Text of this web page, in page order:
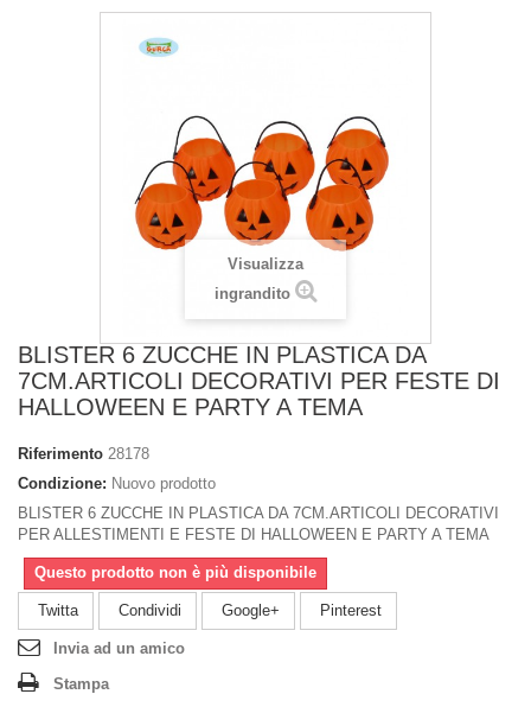
Visualizza
ingrandito
BLISTER 6 ZUCCHE IN PLASTICA DA
7CM.ARTICOLI DECORATIVI PER FESTE DI
HALLOWEEN E PARTY A TEMA
Riferimento 28178
Condizione: Nuovo prodotto
BLISTER 6 ZUCCHE IN PLASTICA DA 7CM.ARTICOLI DECORATIVI
PER ALLESTIMENTI E FESTE DI HALLOWEEN E PARTY A TEMA
Questo prodotto non è più disponibile
Twitta Condividi Google+ Pinterest
Invia ad un amico
Stampa